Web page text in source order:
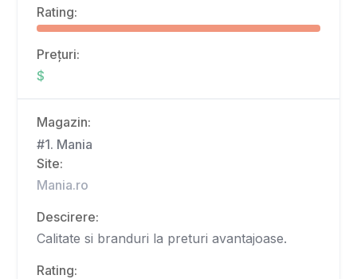
Rating:
Prețuri:
$
Magazin:
#1. Mania
Site:
Mania.ro
Descirere:
Calitate si branduri la preturi avantajoase.
Rating: